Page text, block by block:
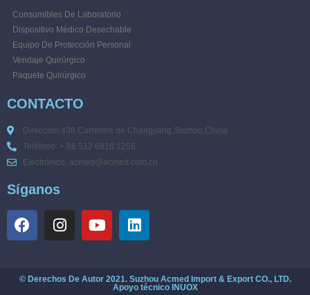
Consumibles De Laboratorio
Dispositivo Médico Desechable
Equipo De Protección Personal
Vendaje Quirúrgico
Paquete Quirúrgico
CONTACTO
Dirección:436 Carretera de Changjiang,Suzhou,China
Teléfono: + 86 512 6818 1258
Electrónico: acmed@acmed.com.cn
Síganos
© Derechos De Autor 2021. Suzhou Acmed Import & Export CO., LTD.
Apoyo técnico INUOX